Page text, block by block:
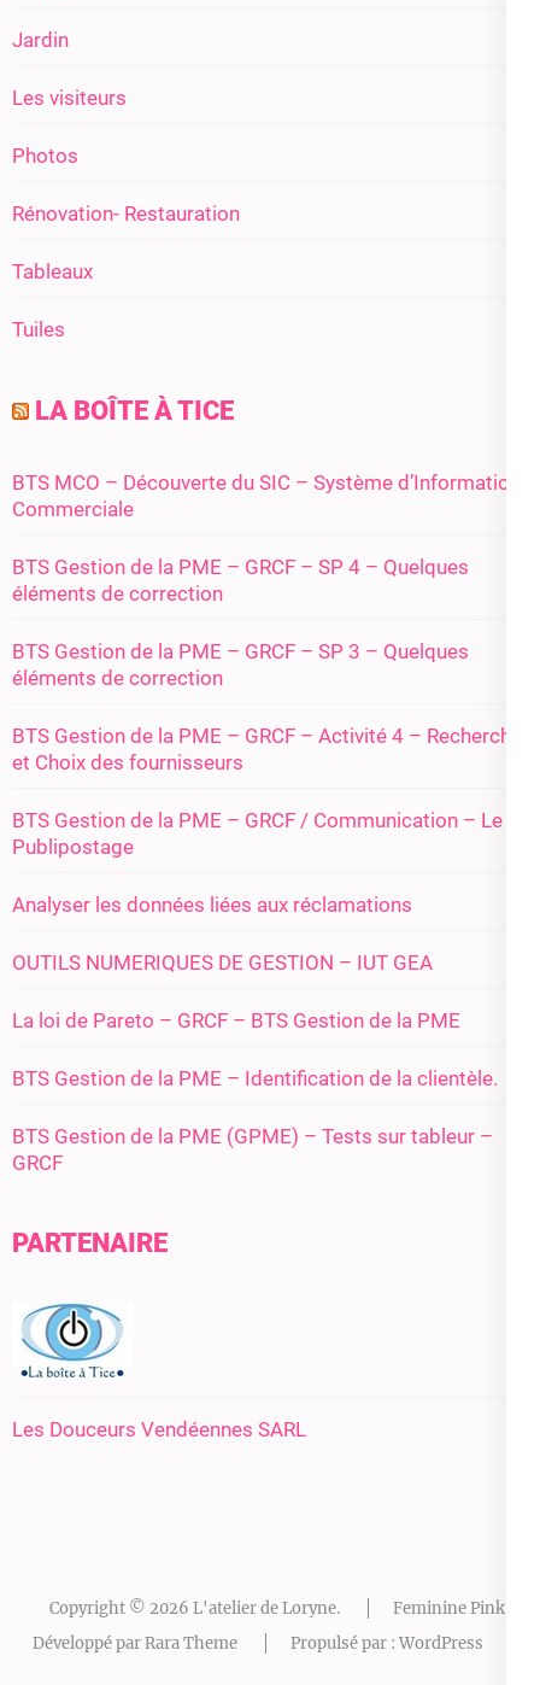
Jardin
Les visiteurs
Photos
Rénovation- Restauration
Tableaux
Tuiles
LA BOÎTE À TICE
BTS MCO – Découverte du SIC – Système d’Information
Commerciale
BTS Gestion de la PME – GRCF – SP 4 – Quelques
éléments de correction
BTS Gestion de la PME – GRCF – SP 3 – Quelques
éléments de correction
BTS Gestion de la PME – GRCF – Activité 4 – Recherche
et Choix des fournisseurs
BTS Gestion de la PME – GRCF / Communication – Le
Publipostage
Analyser les données liées aux réclamations
OUTILS NUMERIQUES DE GESTION – IUT GEA
La loi de Pareto – GRCF – BTS Gestion de la PME
BTS Gestion de la PME – Identification de la clientèle.
BTS Gestion de la PME (GPME) – Tests sur tableur –
GRCF
PARTENAIRE
Les Douceurs Vendéennes SARL
Copyright © 2026 L'atelier de Loryne.
Feminine Pink |
Développé parRara Theme Propulsé par : WordPress